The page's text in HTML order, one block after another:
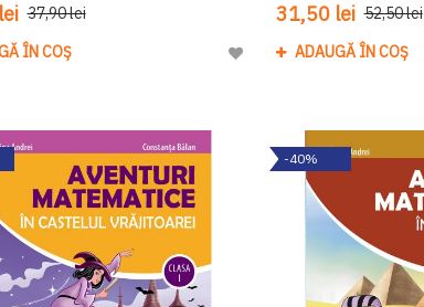
37,90 lei
ÎN COȘ
Adaugă
Dorinte
31,50 lei 52,50 lei
ADAUGĂ ÎN COȘ
-40%